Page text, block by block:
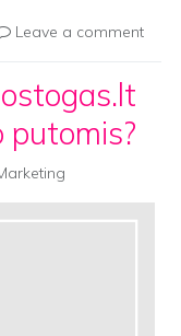
Leave a comment
putomis?